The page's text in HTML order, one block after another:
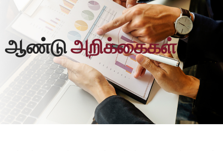
ஆண்டுஅறிக்கைகள்